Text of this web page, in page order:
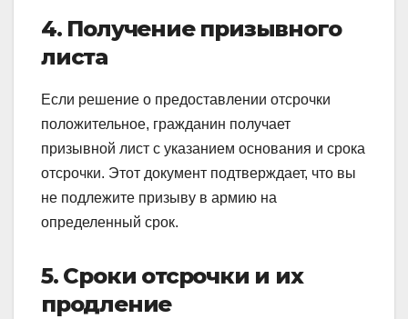
4. Получение призывного
листа
Если решение о предоставлении отсрочки
положительное, гражданин получает
призывной лист с указанием основания и срока
отсрочки. Этот документ подтверждает, что вы
не подлежите призыву в армию на
определенный срок.
5. Сроки отсрочки и их
продление